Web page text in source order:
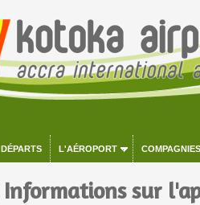
DÉPARTS L'AÉROPORT COMPAGNIES
Informations sur